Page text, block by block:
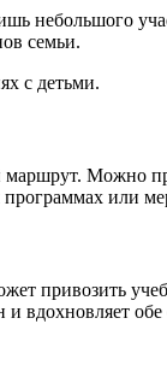
небольшого
семьи.
с детьми.
Можно
или
привозить
и вдохновляет